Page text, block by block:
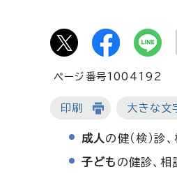
ページ番号1004192
印刷 大きな文
成人 の健（検）診
子ども の健診、相